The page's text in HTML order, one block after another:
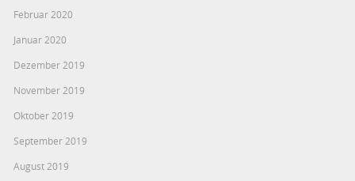
Februar 2020
Januar 2020
Dezember 2019
November 2019
Oktober 2019
September 2019
August 2019